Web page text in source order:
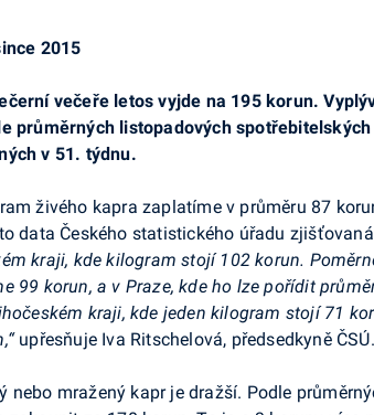
2015
večeře letos vyjde na 195 korun.
průměrných listopadových
v 51. týdnu.
živého kapra zaplatíme v průměru 87
data Českého statistického úřadu
kraji, kde kilogram stojí 102 korun.
99 korun, a v Praze, kde ho lze pořídit
kraji, kde jeden kilogram stojí 71
upřesňuje Iva Ritschelová, předsedkyně ČSÚ.
nebo mražený kapr je dražší. Podle